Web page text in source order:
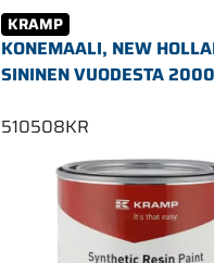
KRAMP
KONEMAALI, NEW
SININEN VUODESTA
510508KR